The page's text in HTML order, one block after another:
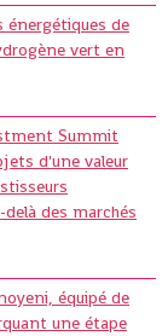
énergétiques de
vert en
Summit
d'une valeur
des marchés
équipé de
une étape